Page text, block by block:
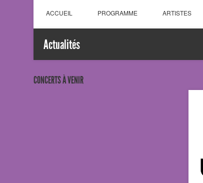
ACCUEIL PROGRAMME ARTISTES
Actualités
CONCERTS À VENIR